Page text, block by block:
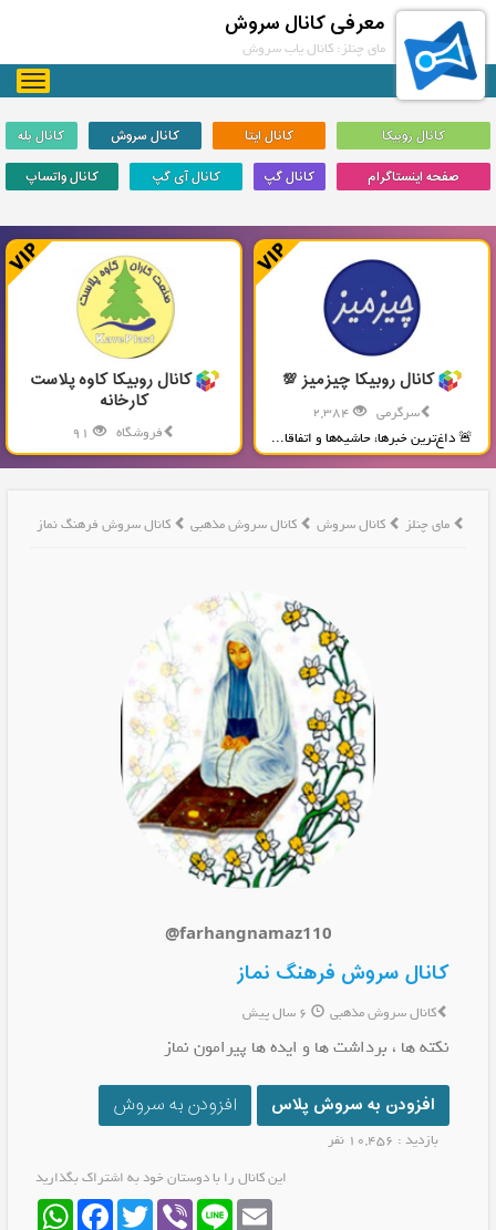
معرفی کانال سروش
مای چنلز: کانال یاب سروش
کانال روبیکا کانال ایتا کانال سروش
کانال بله
صفحه اینستاگرام
کانال گپ کانال آی گپ کانال واتساپ
کانال روبیکا چیزمیز 💯
سرگرمی
🚨 داغ‌ترین خبرها، حاشیه‌ها و اتفاقا...
کانال روبیکا کاوه پلاست
کارخانه
فروشگاه
تولید و پخش محصولات پلاستیکی...
مای چنلز کانال سروش کانال سروش مذهبی کانال سروش فرهنگ نماز
@farhangnamaz110
کانال سروش فرهنگ نماز
کانال سروش مذهبی
نکته ها ، برداشت ها و ایده ها پیرامون نماز
افزودن به سروش پلاس افزودن به سروش
بازدید : 10,456 نفر
این کانال را با دوستان خود به اشتراک بگذارید
WhatsAppFacebookTwitter Viber Line Email